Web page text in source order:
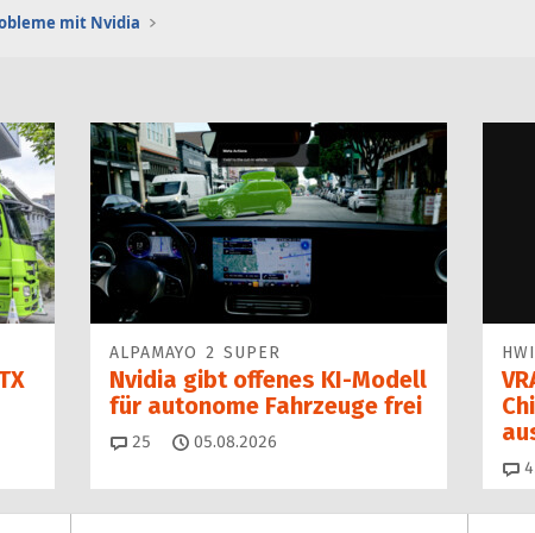
mit Nvidia
ALPAMAYO 2 SUPER
Nvidia gibt offenes KI-Modell
für autonome Fahrzeuge frei
25 Kommentare
05.08.2026